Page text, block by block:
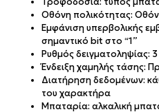
Οθόνη πολικότητας:
Εμφάνιση υπερβολικής
σημαντικό bit στο “1”
Ρυθμός δειγματοληψίας:
Ένδειξη χαμηλής τάσης:
Διατήρηση δεδομένων:
του χαρακτήρα
Μπαταρία: αλκαλική